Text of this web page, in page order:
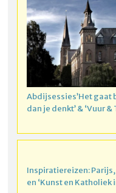
Abdijsessies’Het gaat
dan je denkt’ & ‘Vuur
Inspiratiereizen:
en ‘Kunst en